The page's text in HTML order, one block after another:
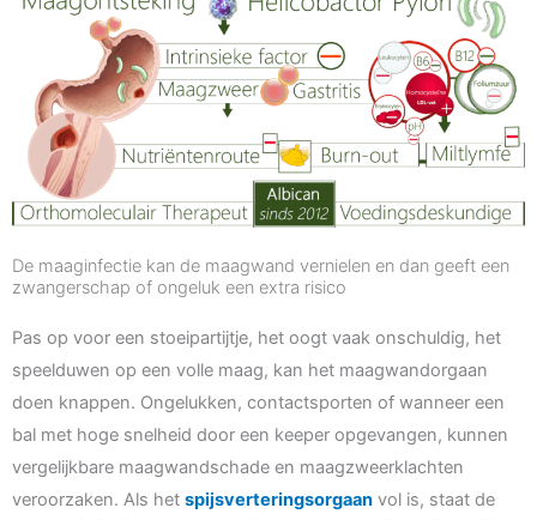
De maaginfectie kan de maagwand vernielen en dan geeft een
zwangerschap of ongeluk een extra risico
Pas op voor een stoeipartijtje, het oogt vaak onschuldig, het
speelduwen op een volle maag, kan het maagwandorgaan
doen knappen. Ongelukken, contactsporten of wanneer een
bal met hoge snelheid door een keeper opgevangen, kunnen
vergelijkbare maagwandschade en maagzweerklachten
veroorzaken. Als het spijsverteringsorgaan vol is, staat de